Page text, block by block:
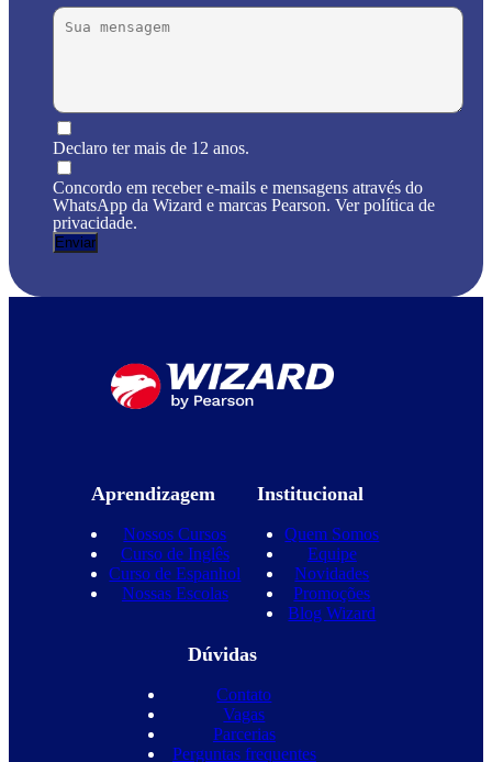
Declaro ter mais de 12 anos.
Concordo em receber e-mails e mensagens através do
WhatsApp da Wizard e marcas Pearson. Ver política de
privacidade.
Aprendizagem
Nossos Cursos
Curso de Inglês
Curso de Espanhol
Nossas Escolas
Institucional
Quem Somos
Equipe
Novidades
Promoções
Blog Wizard
Dúvidas
Contato
Vagas
Parcerias
Perguntas frequentes